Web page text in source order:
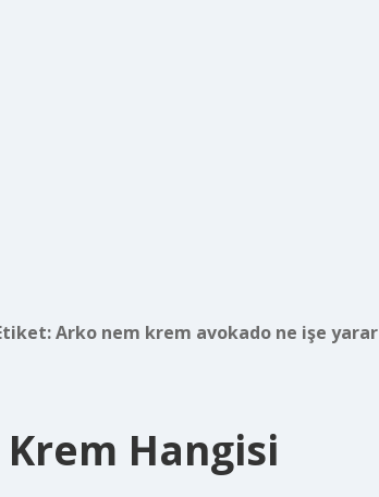
Arko nem krem avokado ne işe yarar
Hangisi